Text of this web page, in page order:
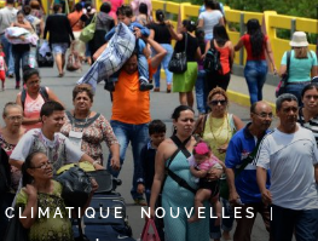
, NOUVELLES